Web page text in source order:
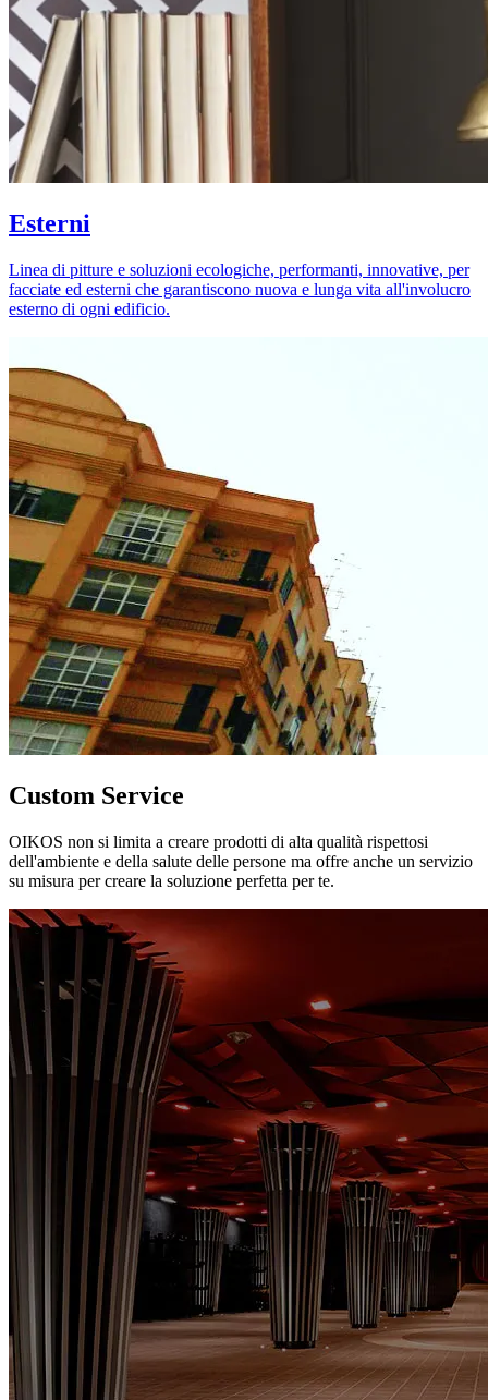
Esterni
Linea di pitture e soluzioni ecologiche, performanti, innovative, per
facciate ed esterni che garantiscono nuova e lunga vita all'involucro
esterno di ogni edificio.
Custom Service
OIKOS non si limita a creare prodotti di alta qualità rispettosi
dell'ambiente e della salute delle persone ma offre anche un servizio
su misura per creare la soluzione perfetta per te.